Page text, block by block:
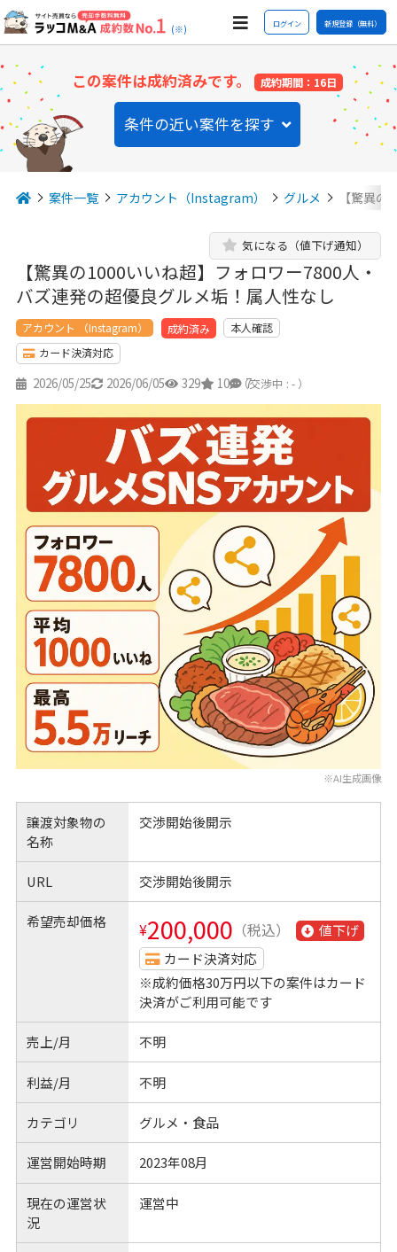
(※) ログイン 新規登録（無料）
この案件は成約済みです。 成約期間：16日
条件の近い案件を探す
案件一覧 アカウント（Instagram） グルメ 【驚異
【驚異の1000いいね超】フォロワー7800人・
バズ連発の超優良グルメ垢！属人性なし
気になる（値下げ通知）
アカウント （Instagram） 成約済み
本人確認
カード決済対応
2026/05/25 2026/06/05 329 10 7
（交渉中 : - ）
※AI生成画像
譲渡対象物の
名称
交渉開始後開示
URL 交渉開始後開示
希望売却価格 ¥200,000 （税込）
値下げ
カード決済対応
※成約価格30万円以下の案件はカード
決済がご利用可能です
売上/月 不明
利益/月 不明
カテゴリ グルメ・食品
運営開始時期 2023年08月
現在の運営状
況
運営中